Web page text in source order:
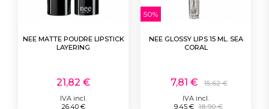
NEE MATTE POUDRE LIPSTICK
LAYERING
21,82 €
IVA incl.
26,40 €
50%
NEE GLOSSY LIPS 15 ML. SEA
CORAL
7,81 €
15,62 €
IVA incl.
9,45 € 18,90 €